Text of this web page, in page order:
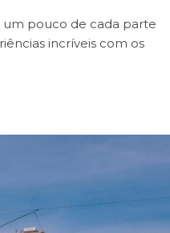
um pouco de cada parte
incríveis com os